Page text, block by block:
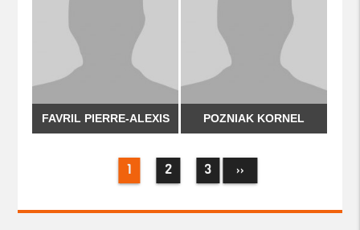
FAVRIL PIERRE-ALEXIS POZNIAK KORNEL
1 2 3 ››